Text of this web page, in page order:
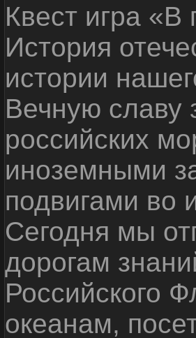
Квест игра
История
истории
Вечную славу
российских
иноземными
подвигами во
Сегодня мы
дорогам
Российского
океанам,